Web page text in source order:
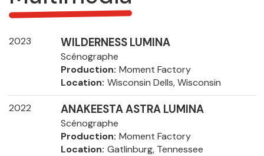
2023 WILDERNESS LUMINA
Scénographe
Production Moment Factory
Location Wisconsin Dells, Wisconsin
2022 ANAKEESTA ASTRA LUMINA
Scénographe
Production Moment Factory
Location Gatlinburg, Tennessee